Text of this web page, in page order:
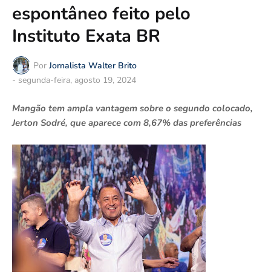
espontâneo feito pelo
Instituto Exata BR
Por Jornalista Walter Brito
- segunda-feira, agosto 19, 2024
Mangão tem ampla vantagem sobre o segundo colocado,
Jerton Sodré, que aparece com 8,67% das preferências